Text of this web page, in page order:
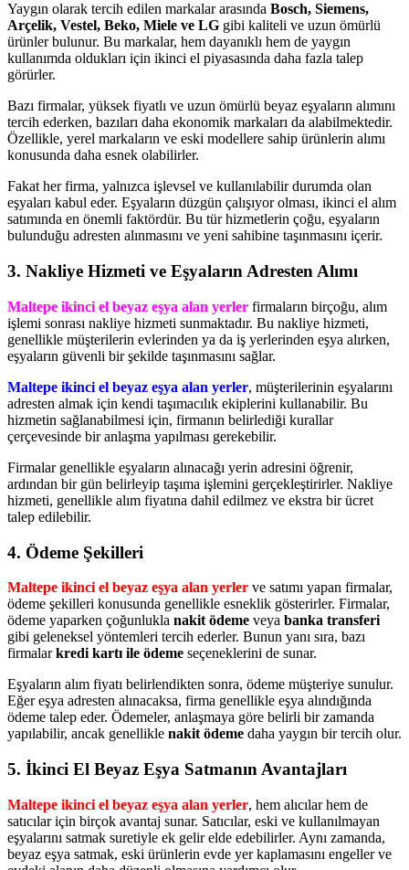
Yaygın olarak tercih edilen markalar arasında Bosch, Siemens,
Arçelik, Vestel, Beko, Miele ve LG gibi kaliteli ve uzun ömürlü
ürünler bulunur. Bu markalar, hem dayanıklı hem de yaygın
kullanımda oldukları için ikinci el piyasasında daha fazla talep
görürler.
Bazı firmalar, yüksek fiyatlı ve uzun ömürlü beyaz eşyaların alımını
tercih ederken, bazıları daha ekonomik markaları da alabilmektedir.
Özellikle, yerel markaların ve eski modellere sahip ürünlerin alımı
konusunda daha esnek olabilirler.
Fakat her firma, yalnızca işlevsel ve kullanılabilir durumda olan
eşyaları kabul eder. Eşyaların düzgün çalışıyor olması, ikinci el alım
satımında en önemli faktördür. Bu tür hizmetlerin çoğu, eşyaların
bulunduğu adresten alınmasını ve yeni sahibine taşınmasını içerir.
3. Nakliye Hizmeti ve Eşyaların Adresten Alımı
Maltepe ikinci el beyaz eşya alan yerler firmaların birçoğu, alım
işlemi sonrası nakliye hizmeti sunmaktadır. Bu nakliye hizmeti,
genellikle müşterilerin evlerinden ya da iş yerlerinden eşya alırken,
eşyaların güvenli bir şekilde taşınmasını sağlar.
Maltepe ikinci el beyaz eşya alan yerler, müşterilerinin eşyalarını
adresten almak için kendi taşımacılık ekiplerini kullanabilir. Bu
hizmetin sağlanabilmesi için, firmanın belirlediği kurallar
çerçevesinde bir anlaşma yapılması gerekebilir.
Firmalar genellikle eşyaların alınacağı yerin adresini öğrenir,
ardından bir gün belirleyip taşıma işlemini gerçekleştirirler. Nakliye
hizmeti, genellikle alım fiyatına dahil edilmez ve ekstra bir ücret
talep edilebilir.
4. Ödeme Şekilleri
Maltepe ikinci el beyaz eşya alan yerler ve satımı yapan firmalar,
ödeme şekilleri konusunda genellikle esneklik gösterirler. Firmalar,
ödeme yaparken çoğunlukla nakit ödeme veya banka transferi
gibi geleneksel yöntemleri tercih ederler. Bunun yanı sıra, bazı
firmalarkredi kartı ile ödeme seçeneklerini de sunar.
Eşyaların alım fiyatı belirlendikten sonra, ödeme müşteriye sunulur.
Eğer eşya adresten alınacaksa, firma genellikle eşya alındığında
ödeme talep eder. Ödemeler, anlaşmaya göre belirli bir zamanda
yapılabilir, ancak genellikle nakit ödeme daha yaygın bir tercih olur.
5. İkinci El Beyaz Eşya Satmanın Avantajları
Maltepe ikinci el beyaz eşya alan yerler, hem alıcılar hem de
satıcılar için birçok avantaj sunar. Satıcılar, eski ve kullanılmayan
eşyalarını satmak suretiyle ek gelir elde edebilirler. Aynı zamanda,
beyaz eşya satmak, eski ürünlerin evde yer kaplamasını engeller ve